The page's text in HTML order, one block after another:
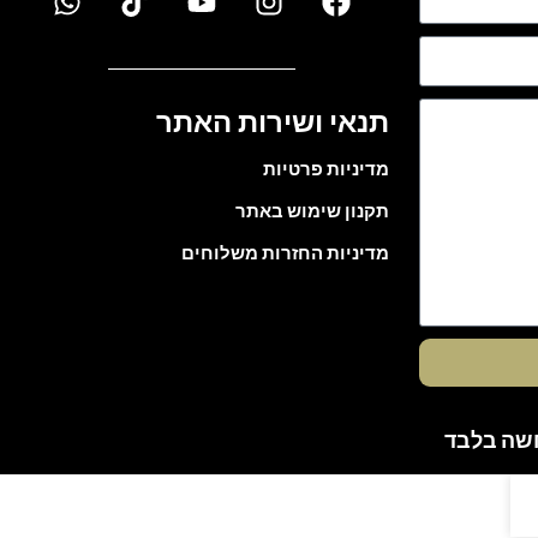
תנאי ושירות האתר
מדיניות פרטיות
תקנון שימוש באתר
מדיניות החזרות משלוחים